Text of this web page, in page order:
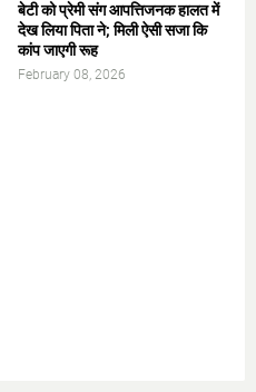
​बेटी को प्रेमी संग आपत्तिजनक हालत में
देख लिया पिता ने; मिली ऐसी सजा कि
कांप जाएगी रूह
February 08, 2026